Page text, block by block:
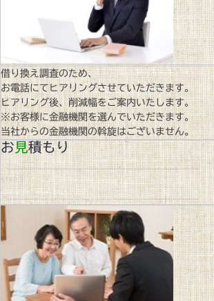
借り換え調査のため、
お電話にてヒアリングさせていただきます。
ヒアリング後、削減幅をご案内いたします。
※お客様に金融機関を選んでいただきます。
当社からの金融機関の斡旋はございません。
お見積もり
STEP.3